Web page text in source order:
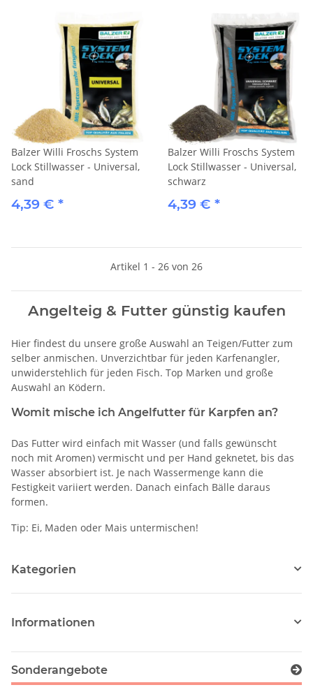
Balzer Willi Froschs System
Lock Stillwasser - Universal,
sand
4,39 € *
Balzer Willi Froschs System
Lock Stillwasser - Universal,
schwarz
4,39 € *
Artikel 1 - 26 von 26
Angelteig & Futter günstig kaufen
Hier findest du unsere große Auswahl an Teigen/Futter zum
selber anmischen. Unverzichtbar für jeden Karfenangler,
unwiderstehlich für jeden Fisch. Top Marken und große
Auswahl an Ködern.
Womit mische ich Angelfutter für Karpfen an?
Das Futter wird einfach mit Wasser (und falls gewünscht
noch mit Aromen) vermischt und per Hand geknetet, bis das
Wasser absorbiert ist. Je nach Wassermenge kann die
Festigkeit variiert werden. Danach einfach Bälle daraus
formen.
Tip: Ei, Maden oder Mais untermischen!
Kategorien
Informationen
Sonderangebote